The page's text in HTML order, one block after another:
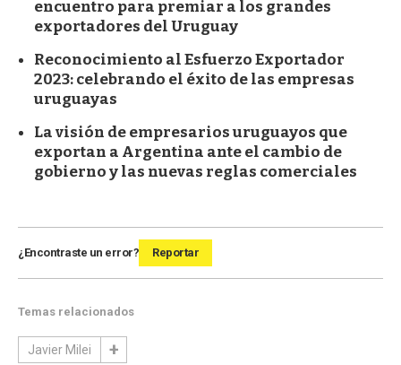
encuentro para premiar a los grandes
exportadores del Uruguay
Reconocimiento al Esfuerzo Exportador
2023: celebrando el éxito de las empresas
uruguayas
La visión de empresarios uruguayos que
exportan a Argentina ante el cambio de
gobierno y las nuevas reglas comerciales
¿Encontraste un error? Reportar
Temas relacionados
Javier Milei